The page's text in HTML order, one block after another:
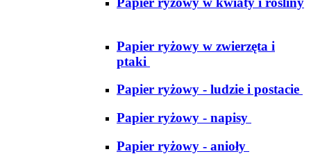
Papier ryżowy w zwierzęta i
ptaki
Papier ryżowy - ludzie i postacie
Papier ryżowy - napisy
Papier ryżowy - anioły